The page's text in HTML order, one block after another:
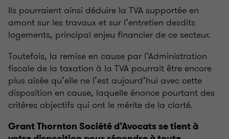
Ils pourraient ainsi déduire la TVA supportée en
amont sur les travaux et sur l’entretien desdits
logements, principal enjeu financier de ce secteur.
Toutefois, la remise en cause par l’Administration
fiscale de la taxation à la TVA pourrait être encore
plus aisée qu’elle ne l’est aujourd’hui avec cette
disposition en cause, laquelle énonce pourtant des
critères objectifs qui ont le mérite de la clarté.
Grant Thornton Société d’Avocats se tient à